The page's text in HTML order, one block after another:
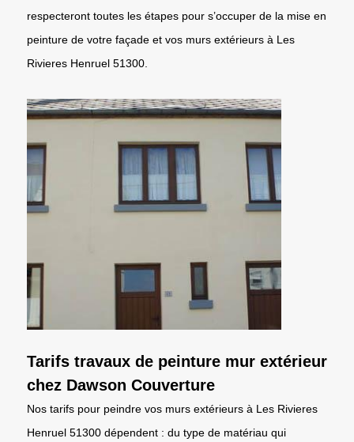
respecteront toutes les étapes pour s’occuper de la mise en
peinture de votre façade et vos murs extérieurs à Les
Rivieres Henruel 51300.
Tarifs travaux de peinture mur extérieur
chez Dawson Couverture
Nos tarifs pour peindre vos murs extérieurs à Les Rivieres
Henruel 51300 dépendent : du type de matériau qui